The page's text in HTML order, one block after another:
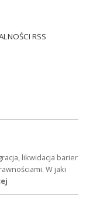
RSS
likwidacja barier
W jaki